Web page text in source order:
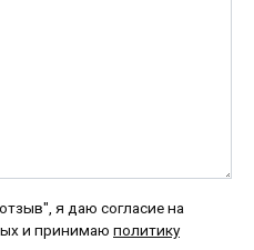
я даю согласие на
и принимаю политику